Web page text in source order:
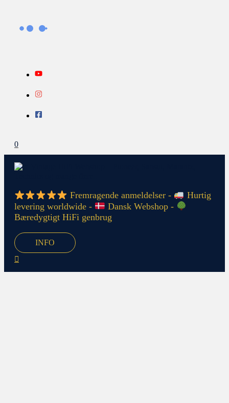
0
Fremragende anmeldelser -
Hurtig
levering worldwide -
Dansk Webshop -
Bæredygtigt HiFi genbrug
INFO